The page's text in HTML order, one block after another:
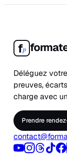
fp
Déléguez
preuves,
charge avec
Prendre